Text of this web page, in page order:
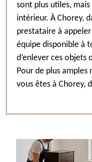
sont plus utiles,
intérieur. À Chorey,
prestataire à
équipe disponible à
d’enlever ces objets
Pour de plus amples
vous êtes à Chorey,